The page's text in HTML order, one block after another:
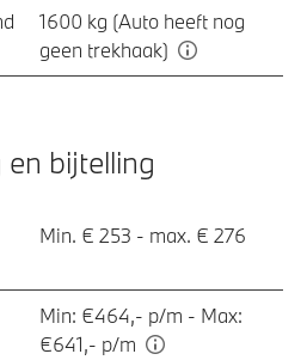
1600 kg (Auto heeft nog
geen trekhaak)
bijtelling
Min. € 253 - max. € 276
Min: €464,- p/m - Max:
€641,- p/m